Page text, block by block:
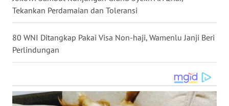
Tekankan Perdamaian dan Toleransi
80 WNI Ditangkap Pakai Visa Non-haji, Wamenlu Janji Beri
Perlindungan
WN